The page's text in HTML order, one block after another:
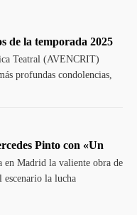
de la temporada 2025
Teatral (AVENCRIT)
profundas condolencias,
Pinto con «Un
en Madrid la valiente obra de
escenario la lucha